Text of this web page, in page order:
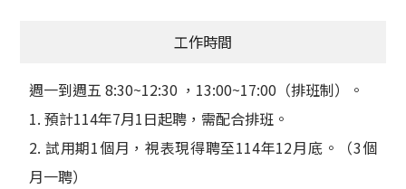
工作時間
週一到週五 8:30~12:30 ，13:00~17:00（排班制）。
1. 預計114年7月1日起聘，需配合排班。
2. 試用期1個月，視表現得聘至114年12月底。（3個
月一聘）